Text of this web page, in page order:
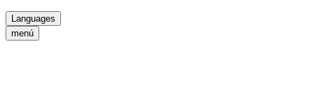
Languages
menú